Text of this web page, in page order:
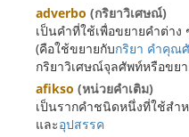
adverbo (กริยาวิเศษณ์)
เป็นคำที่ใช้เพื่อขยายคำต่าง
(คือใช้ขยายกับกริยา คำคุณ
กริยาวิเศษณ์จุลศัพท์หรือขย
afikso (หน่วยคำเติม)
เป็นรากคำชนิดหนึ่งที่ใช้สำ
และอุปสรรค